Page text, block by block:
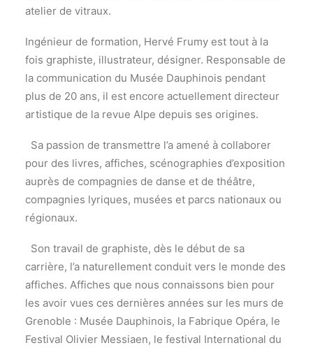
atelier de vitraux.
Ingénieur de formation, Hervé Frumy est tout à la
fois graphiste, illustrateur, désigner. Responsable de
la communication du Musée Dauphinois pendant
plus de 20 ans, il est encore actuellement directeur
artistique de la revue Alpe depuis ses origines.
Sa passion de transmettre l’a amené à collaborer
pour des livres, affiches, scénographies d’exposition
auprès de compagnies de danse et de théâtre,
compagnies lyriques, musées et parcs nationaux ou
régionaux.
Son travail de graphiste, dès le début de sa
carrière, l’a naturellement conduit vers le monde des
affiches. Affiches que nous connaissons bien pour
les avoir vues ces dernières années sur les murs de
Grenoble : Musée Dauphinois, la Fabrique Opéra, le
Festival Olivier Messiaen, le festival International du